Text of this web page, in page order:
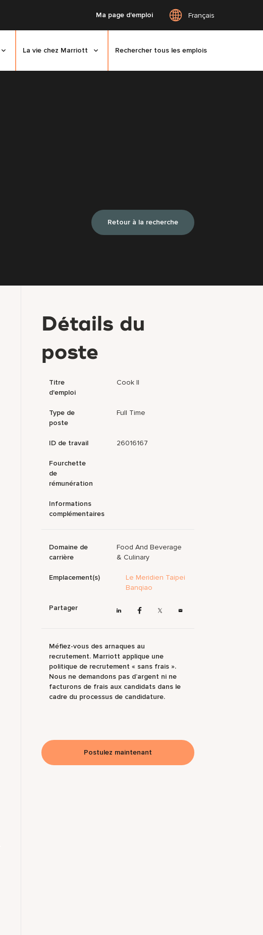
Ma page d'emploi Français
La vie chez Marriott Rechercher tous les emplois
Retour à la recherche
Détails du
poste
Titre
d'emploi
Cook II
Type de
poste
Full Time
ID de travail 26016167
Fourchette
de
rémunération
Informations
complémentaires
Domaine de
carrière
Food And Beverage
& Culinary
Emplacement(s)
Le Meridien Taipei
Banqiao
Partager
Méfiez-vous des arnaques au
recrutement. Marriott applique une
politique de recrutement « sans frais ».
Nous ne demandons pas d’argent ni ne
facturons de frais aux candidats dans le
cadre du processus de candidature.
Postulez maintenant